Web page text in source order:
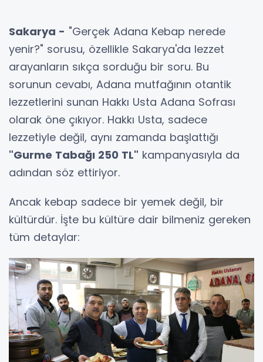
Sakarya - "Gerçek Adana Kebap nerede
yenir?" sorusu, özellikle Sakarya'da lezzet
arayanların sıkça sorduğu bir soru. Bu
sorunun cevabı, Adana mutfağının otantik
lezzetlerini sunan Hakkı Usta Adana Sofrası
olarak öne çıkıyor. Hakkı Usta, sadece
lezzetiyle değil, aynı zamanda başlattığı
"Gurme Tabağı 250 TL" kampanyasıyla da
adından söz ettiriyor.
Ancak kebap sadece bir yemek değil, bir
kültürdür. İşte bu kültüre dair bilmeniz gereken
tüm detaylar: